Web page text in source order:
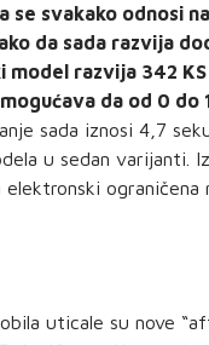
se svakako odnosi
da sada razvija
model razvija 342
da od 0
sada iznosi 4,7
u sedan varijanti.
ograničena
uticale su nove